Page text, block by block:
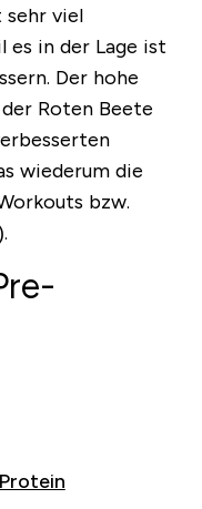
viel
es in der Lage ist
Der hohe
Roten Beete
wiederum die
bzw.